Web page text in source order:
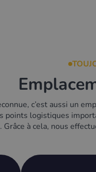
c’est aussi un
logistiques
à cela, nous